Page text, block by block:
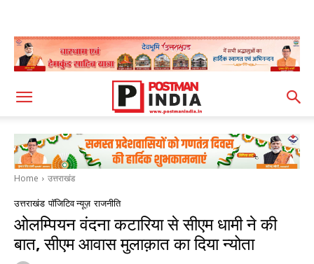
Home उत्तराखंड
उत्तराखंड पॉजिटिव न्यूज़ राजनीति
ओलम्पियन वंदना कटारिया से सीएम धामी ने की
बात, सीएम आवास मुलाक़ात का दिया न्योता